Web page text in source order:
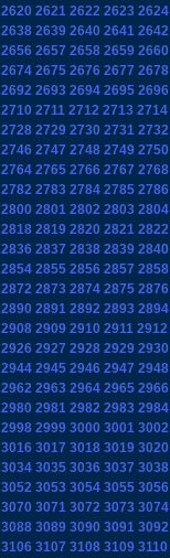
2620 2621 2622 2623 2624
2638 2639 2640 2641 2642
2656 2657 2658 2659 2660
2674 2675 2676 2677 2678
2692 2693 2694 2695 2696
2710 2711 2712 2713 2714
2728 2729 2730 2731 2732
2746 2747 2748 2749 2750
2764 2765 2766 2767 2768
2782 2783 2784 2785 2786
2800 2801 2802 2803 2804
2818 2819 2820 2821 2822
2836 2837 2838 2839 2840
2854 2855 2856 2857 2858
2872 2873 2874 2875 2876
2890 2891 2892 2893 2894
2908 2909 2910 2911 2912
2926 2927 2928 2929 2930
2944 2945 2946 2947 2948
2962 2963 2964 2965 2966
2980 2981 2982 2983 2984
2998 2999 3000 3001 3002
3016 3017 3018 3019 3020
3034 3035 3036 3037 3038
3052 3053 3054 3055 3056
3070 3071 3072 3073 3074
3088 3089 3090 3091 3092
3106 3107 3108 3109 3110